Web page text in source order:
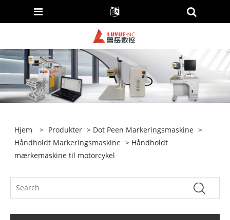
Hjem > Produkter > Dot Peen Markeringsmaskine >
Håndholdt Markeringsmaskine > Håndholdt
mærkemaskine til motorcykel